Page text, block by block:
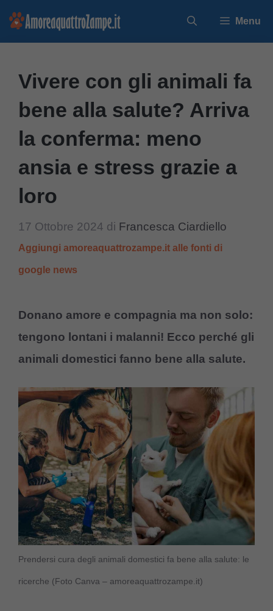
Vai
Menu
Vivere con gli animali fa
bene alla salute? Arriva
la conferma: meno
ansia e stress grazie a
loro
17 Ottobre 2024 di Francesca Ciardiello
Aggiungi amoreaquattrozampe.it alle fonti di
google news
Donano amore e compagnia ma non solo:
tengono lontani i malanni! Ecco perché gli
animali domestici fanno bene alla salute.
Prendersi cura degli animali domestici fa bene alla salute: le
ricerche (Foto Canva – amoreaquattrozampe.it)